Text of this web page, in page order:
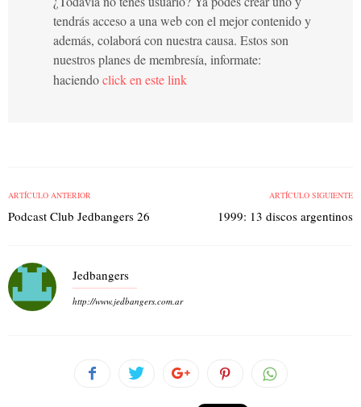
tendrás acceso a una web con el mejor contenido y
además, colaborá con nuestra causa. Estos son
nuestros planes de membresía, informate:
haciendoclick en este link
ARTÍCULO ANTERIOR
Podcast Club Jedbangers 26
ARTÍCULO SIGUIENTE
1999: 13 discos argentinos
Jedbangers
http://www.jedbangers.com.ar